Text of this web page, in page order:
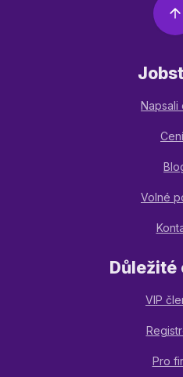
Napsali
Volné
Důležité
VIP
Pro